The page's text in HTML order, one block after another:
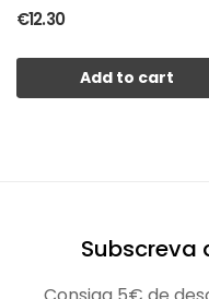
€12.30
Add to cart
Subscreva